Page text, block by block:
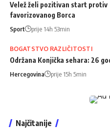
Velež želi pozitivan start protiv
favorizovanog Borca
Sport prije 14h 53min
BOGATSTVO RAZLIČITOSTI
Održana Konjička sehara: 26
Hercegovina prije 15h 5min
Najčitanije